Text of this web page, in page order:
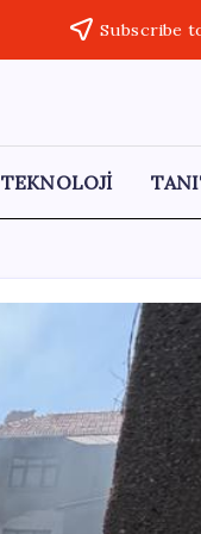
Subscribe
TEKNOLOJİ